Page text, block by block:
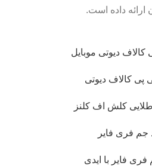
ارائه داده است.
دیوتی موبایل
پی کالاف دیوتی
کلش اف کلنز
جم فری فایر
فایر با ایدی